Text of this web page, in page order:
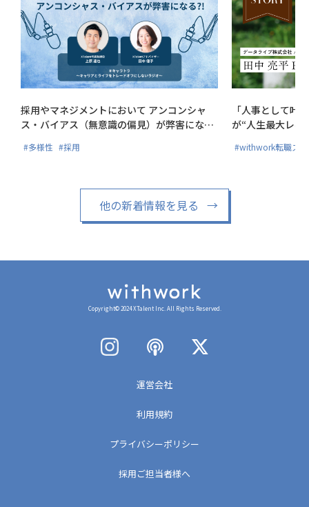
採用やマネジメントにおいて アンコンシャ
ス・バイアス（無意識の偏見）が弊害にな
#多様性 #採用
「人事として叶
が“人生最大レベ
#withwork転職ス
他の新着情報を見る →
Copyright© 2024 XTalent Inc. All Rights Reserved.
運営会社
利用規約
プライバシーポリシー
採用ご担当者様へ